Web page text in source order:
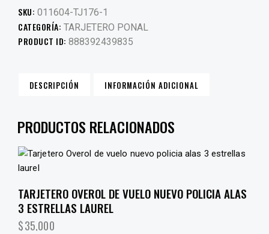
SKU: 011604-TJ176-1
CATEGORÍA: TARJETERO PONAL
PRODUCT ID: 888392439835
DESCRIPCIÓN INFORMACIÓN ADICIONAL
PRODUCTOS RELACIONADOS
TARJETERO OVEROL DE VUELO NUEVO POLICIA ALAS
3 ESTRELLAS LAUREL
$35,000